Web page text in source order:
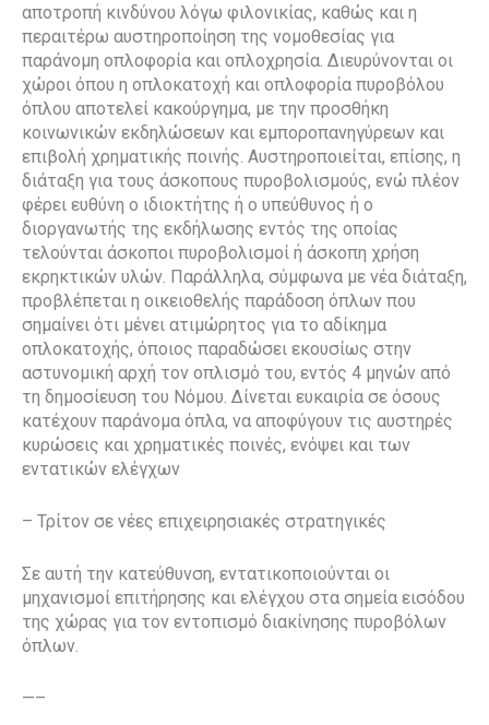
αποτροπή κινδύνου λόγω φιλονικίας, καθώς και η
περαιτέρω αυστηροποίηση της νομοθεσίας για
παράνομη οπλοφορία και οπλοχρησία. Διευρύνονται οι
χώροι όπου η οπλοκατοχή και οπλοφορία πυροβόλου
όπλου αποτελεί κακούργημα, με την προσθήκη
κοινωνικών εκδηλώσεων και εμποροπανηγύρεων και
επιβολή χρηματικής ποινής. Αυστηροποιείται, επίσης, η
διάταξη για τους άσκοπους πυροβολισμούς, ενώ πλέον
φέρει ευθύνη ο ιδιοκτήτης ή ο υπεύθυνος ή ο
διοργανωτής της εκδήλωσης εντός της οποίας
τελούνται άσκοποι πυροβολισμοί ή άσκοπη χρήση
εκρηκτικών υλών. Παράλληλα, σύμφωνα με νέα διάταξη,
προβλέπεται η οικειοθελής παράδοση όπλων που
σημαίνει ότι μένει ατιμώρητος για το αδίκημα
οπλοκατοχής, όποιος παραδώσει εκουσίως στην
αστυνομική αρχή τον οπλισμό του, εντός 4 μηνών από
τη δημοσίευση του Νόμου. Δίνεται ευκαιρία σε όσους
κατέχουν παράνομα όπλα, να αποφύγουν τις αυστηρές
κυρώσεις και χρηματικές ποινές, ενόψει και των
εντατικών ελέγχων
– Τρίτον σε νέες επιχειρησιακές στρατηγικές
Σε αυτή την κατεύθυνση, εντατικοποιούνται οι
μηχανισμοί επιτήρησης και ελέγχου στα σημεία εισόδου
της χώρας για τον εντοπισμό διακίνησης πυροβόλων
όπλων.
—–